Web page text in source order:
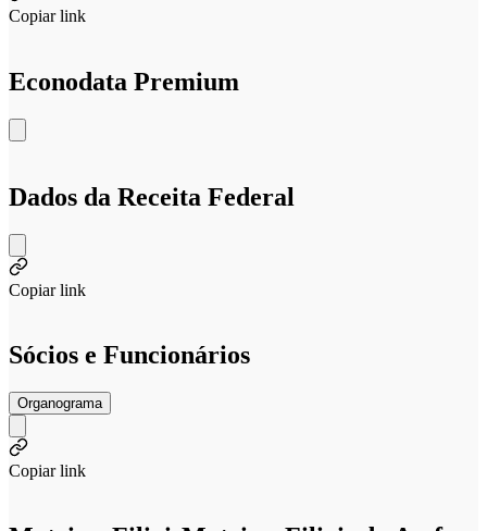
Copiar link
Econodata Premium
Dados da Receita Federal
Copiar link
Sócios e Funcionários
Organograma
Copiar link